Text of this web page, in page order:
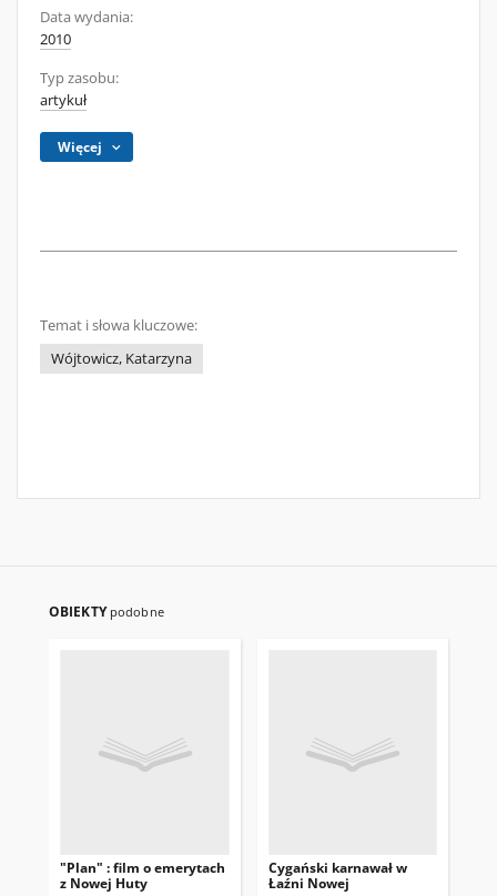
Data wydania:
2010
Typ zasobu:
artykuł
Więcej
Temat i słowa kluczowe:
Wójtowicz, Katarzyna
OBIEKTY podobne
"Plan" : film o emerytach
z Nowej Huty
Cygański karnawał w
Łaźni Nowej